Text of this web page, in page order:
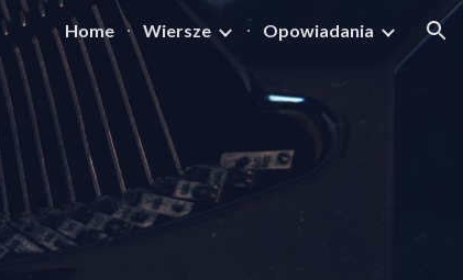
Home Wiersze Opowiadania